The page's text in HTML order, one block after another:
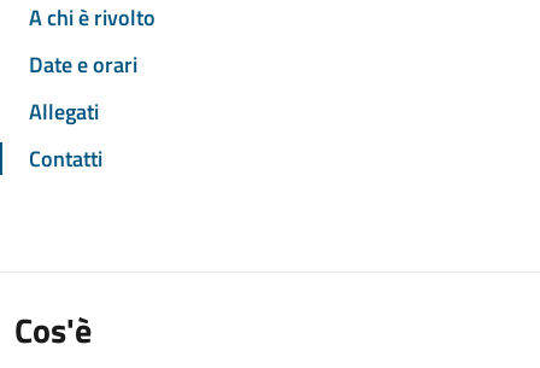
A chi è rivolto
Date e orari
Allegati
Contatti
Cos'è